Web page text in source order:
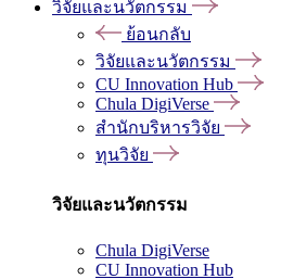
วิจัยและนวัตกรรม
ย้อนกลับ
วิจัยและนวัตกรรม
CU Innovation Hub
Chula DigiVerse
สำนักบริหารวิจัย
ทุนวิจัย
วิจัยและนวัตกรรม
Chula DigiVerse
CU Innovation Hub